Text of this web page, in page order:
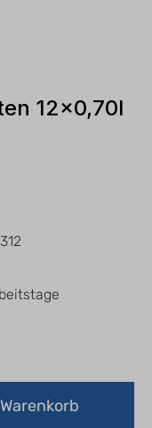
12x0,70l